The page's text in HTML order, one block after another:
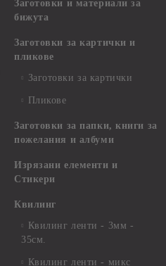
Заготовки и материали за
бижута
Заготовки за картички и
пликове
Заготовки за картички
Пликове
Заготовки за папки, книги за
пожелания и албуми
Изрязани елементи и
Стикери
Квилинг
Квилинг ленти - 3мм -
35см.
Квилинг ленти - микс